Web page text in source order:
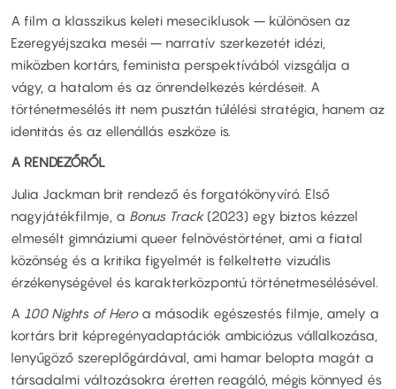
A film a klasszikus keleti meseciklusok – különösen az
Ezeregyéjszaka meséi – narratív szerkezetét idézi,
miközben kortárs, feminista perspektívából vizsgálja a
vágy, a hatalom és az önrendelkezés kérdéseit. A
történetmesélés itt nem pusztán túlélési stratégia, hanem az
identitás és az ellenállás eszköze is.
A RENDEZŐRŐL
Julia Jackman brit rendező és forgatókönyvíró. Első
nagyjátékfilmje, a Bonus Track(2023) egy biztos kézzel
elmesélt gimnáziumi queer felnövéstörténet, ami a fiatal
közönség és a kritika figyelmét is felkeltette vizuális
érzékenységével és karakterközpontú történetmesélésével.
A 100 Nights of Heroa második egészestés filmje, amely a
kortárs brit képregényadaptációk ambiciózus vállalkozása,
lenyűgöző szereplőgárdával, ami hamar belopta magát a
társadalmi változásokra éretten reagáló, mégis könnyed és